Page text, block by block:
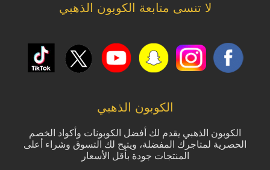
لا تنسى متابعة الكوبون الذهبي
الكوبون الذهبي
الكوبون الذهبي يقدم لك أفضل الكوبونات وأكواد الخصم
الحصرية لمتاجرك المفضلة، ويتيح لك التسوق وشراء أعلى
المنتجات جودة بأقل الأسعار